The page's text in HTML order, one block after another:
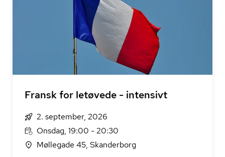
Fransk for letøvede - intensivt
2. september, 2026
Onsdag, 19:00 - 20:30
Møllegade 45, Skanderborg